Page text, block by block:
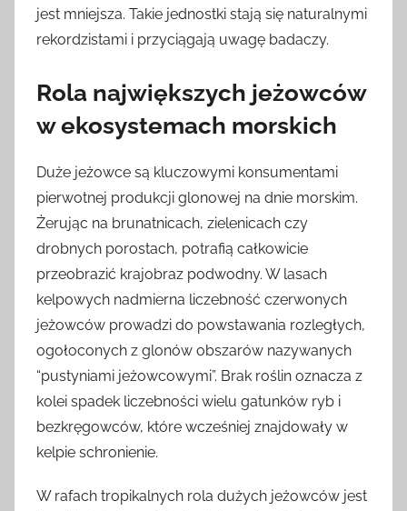
jest mniejsza. Takie jednostki stają się naturalnymi
rekordzistami i przyciągają uwagę badaczy.
Rola największych jeżowców
w ekosystemach morskich
Duże jeżowce są kluczowymi konsumentami
pierwotnej produkcji glonowej na dnie morskim.
Żerując na brunatnicach, zielenicach czy
drobnych porostach, potrafią całkowicie
przeobrazić krajobraz podwodny. W lasach
kelpowych nadmierna liczebność czerwonych
jeżowców prowadzi do powstawania rozległych,
ogołoconych z glonów obszarów nazywanych
“pustyniami jeżowcowymi”. Brak roślin oznacza z
kolei spadek liczebności wielu gatunków ryb i
bezkręgowców, które wcześniej znajdowały w
kelpie schronienie.
W rafach tropikalnych rola dużych jeżowców jest